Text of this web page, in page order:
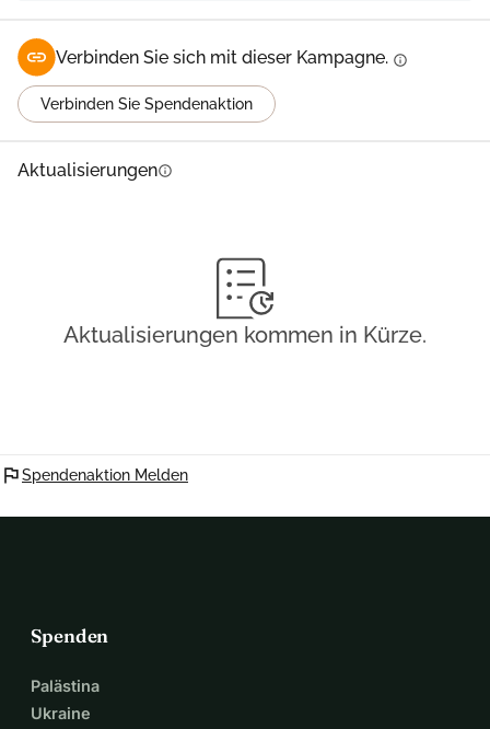
Verbinden Sie sich mit dieser Kampagne. info
Verbinden Sie Spendenaktion
Aktualisierungeninfo
Aktualisierungen kommen in Kürze.
flagSpendenaktion Melden
Spenden
Palästina
Ukraine